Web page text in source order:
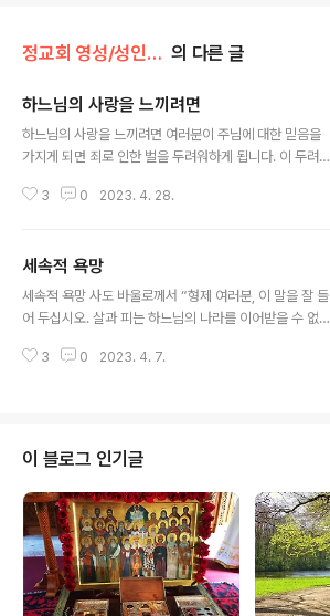
정교회 영성/성인의 가르침 의 다른 글
하느님의 사랑을 느끼려면
하느님의 사랑을 느끼려면 여러분이 주님에 대한 믿음을
가지게 되면 죄로 인한 벌을 두려워하게 됩니다. 이 두려움
단 정열을 제어하게 되면 고통스러운 고뇌가 따릅니다. 이
터 지각을 분리시킵니다. 그리고 이렇게 지성이 제거되면
하느님의 사랑을 느끼게 될 것입니다. - 성 막시모스 고백
자
3 0 2023. 4. 28.
세속적 욕망
세속적 욕망 사도 바울로께서 “형제 여러분, 이 말을 잘 들
어 두십시오. 살과 피는 하느님의 나라를 이어받을 수 없고
도 전 15,50)라고 하셨을 때 살과 피를 세속적 욕망이라고
나 선을 통해서 앞서 언급한 살을 소진시켜 버리는 사람은
마귀를 굶주리게 하여 죽게 할 수 있으며 그에게 덤벼드는
마귀를 쇠약하게 만든다. 성 파르바토스 요한
3 0 2023. 4. 7.
이 블로그 인기글